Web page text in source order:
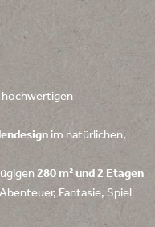
im natürlichen,
280 m² und 2 Etagen
Fantasie, Spiel